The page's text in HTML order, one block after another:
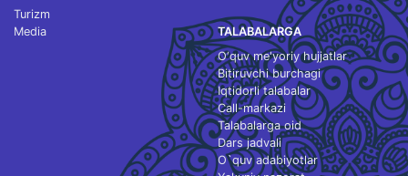
Turizm
Media
TALABALARGA
O‘quv me'yoriy hujjatlar
Bitiruvchi burchagi
Iqtidorli talabalar
Call-markazi
Talabalarga oid
Dars jadvali
O`quv adabiyotlar